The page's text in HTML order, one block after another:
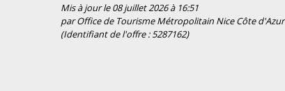
Mis à jour le 08 juillet 2026 à 16:51
par Office de Tourisme Métropolitain Nice Côte d'Azur
(Identifiant de l'offre :5287162)